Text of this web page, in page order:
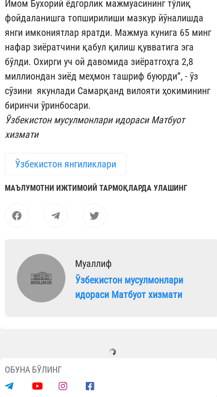
Имом Бухорий ёдгорлик мажмуасининг тўлиқ
фойдаланишга топширилиши мазкур йўналишда
янги имкониятлар яратди. Мажмуа кунига 65 минг
нафар зиёратчини қабул қилиш қувватига эга
бўлди. Охирги уч ой давомида зиёратгоҳга 2,8
миллиондан зиёд меҳмон ташриф буюрди”, - ўз
сўзини якунлади Самарқанд вилояти ҳокимининг
биринчи ўринбосари.
Ўзбекистон мусулмонлари идораси Матбуот
хизмати
Ўзбекистон янгиликлари
МАЪЛУМОТНИ ИЖТИМОИЙ ТАРМОҚЛАРДА УЛАШИНГ
Муаллиф
Ўзбекистон мусулмонлари
идораси Матбуот хизмати
ОБУНА БЎЛИНГ